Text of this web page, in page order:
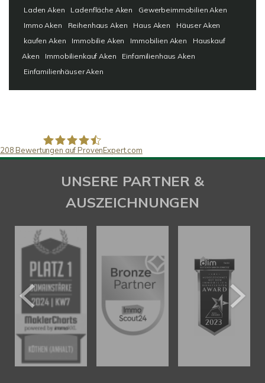
Laden Aken Ladenfläche Aken
Gewerbeimmobilien Aken
Immo Aken
Reihenhaus Aken Haus Aken
Häuser Aken
kaufen Aken
Immobilie Aken Immobilien Aken
Hauskauf
Aken
Immobilienkauf Aken
Einfamilienhaus Aken
Einfamilienhäuser Aken
SAW Immobilien
208 Bewertungen auf ProvenExpert.com
UNSERE PARTNER &
AUSZEICHNUNGEN